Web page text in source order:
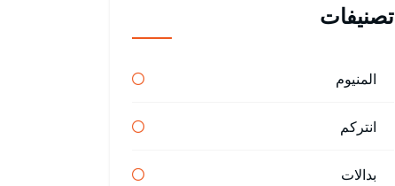
تصنيفات
المنيوم
انتركم
بدالات